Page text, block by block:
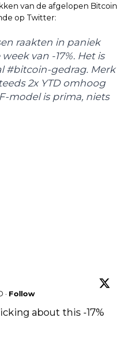
van de afgelopen Bitcoin
op Twitter:
raakten in paniek
van -17%. Het is
#bitcoin-gedrag. Merk
2x YTD omhoog
model is prima, niets
· Follow
about this -17%